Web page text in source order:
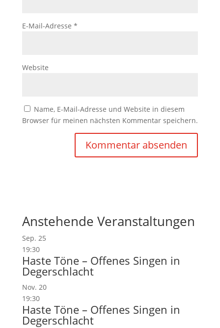
E-Mail-Adresse *
Website
Name, E-Mail-Adresse und Website in diesem
Browser für meinen nächsten Kommentar speichern.
Anstehende Veranstaltungen
Sep. 25
19:30
Haste Töne – Offenes Singen in
Degerschlacht
Nov. 20
19:30
Haste Töne – Offenes Singen in
Degerschlacht